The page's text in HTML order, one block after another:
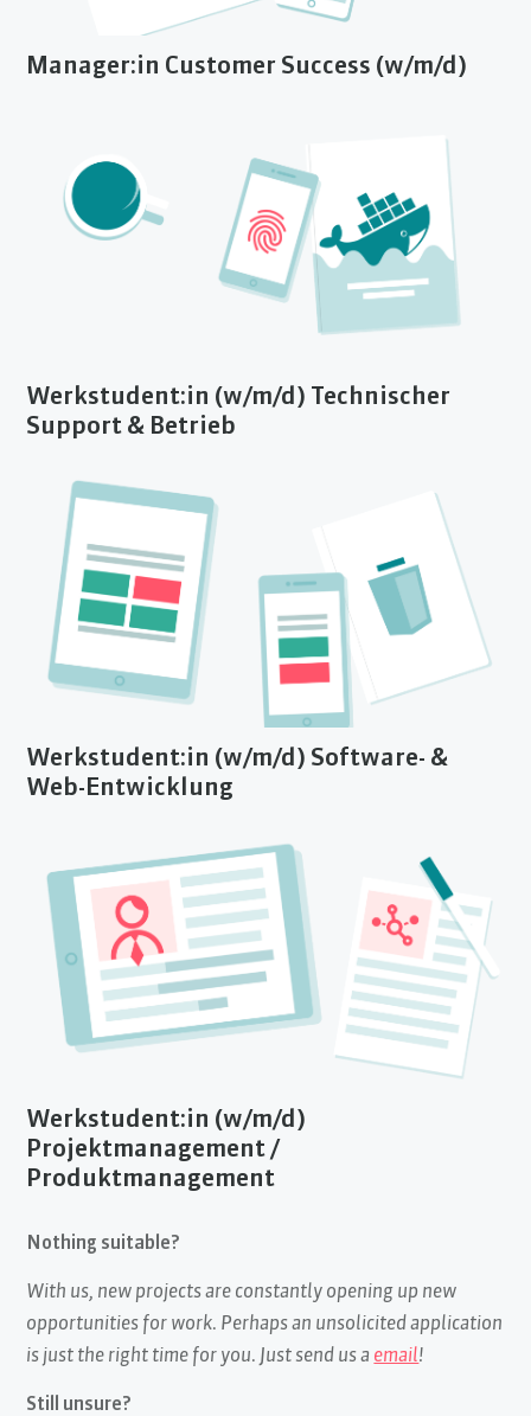
Manager:in Customer Success (w/m/d)
Werkstudent:in (w/m/d) Technischer
Support & Betrieb
Werkstudent:in (w/m/d) Software- &
Web-Entwicklung
Werkstudent:in (w/m/d)
Projektmanagement /
Produktmanagement
Nothing suitable?
With us, new projects are constantly opening up new
opportunities for work. Perhaps an unsolicited application
is just the right time for you. Just send us a email!
Still unsure?